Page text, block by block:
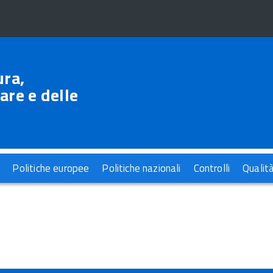
e delle
Politiche europee Politiche nazionali Controlli